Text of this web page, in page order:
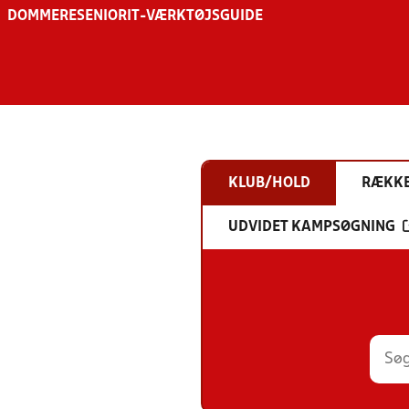
DOMMERESENIOR IT-VÆRKTØJSGUIDE
KLUB/HOLD
UDVIDET KAMPSØGNING